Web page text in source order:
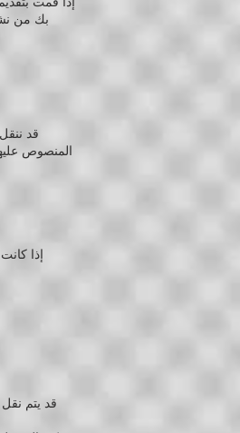
بك من
قد
المنصوص
إذا
قد يتم نقل